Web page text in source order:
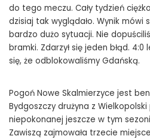
do tego meczu. Cały tydzień
dzisiaj tak wyglądało. Wynik mówi
bardzo dużo sytuacji. Nie
bramki. Zdarzył się jeden błąd. 4:0
się, że odblokowaliśmy Gdańską.
Pogoń Nowe Skalmierzyce jest
Bydgoszczy drużyna z
niepokonanej jeszcze w tym
Zawiszą zajmowała trzecie